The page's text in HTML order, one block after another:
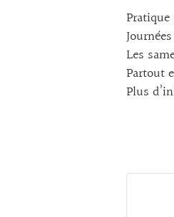
Pratique
Les
Partout
Plus